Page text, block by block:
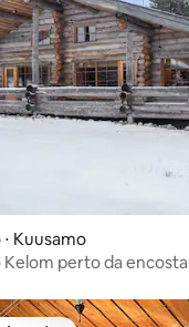
Kuusamo
Kelom perto da encosta